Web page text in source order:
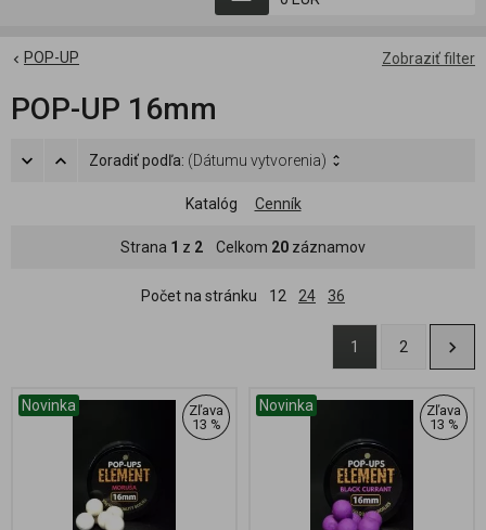
Zobraziť filter
POP-UP
POP-UP 16mm
Zoradiť podľa: (Dátumu vytvorenia)
Katalóg Cenník
Strana 1 z 2 Celkom 20 záznamov
Počet na stránku 12 24 36
1 2
Novinka
Zľava
13 %
Novinka
Zľava
13 %